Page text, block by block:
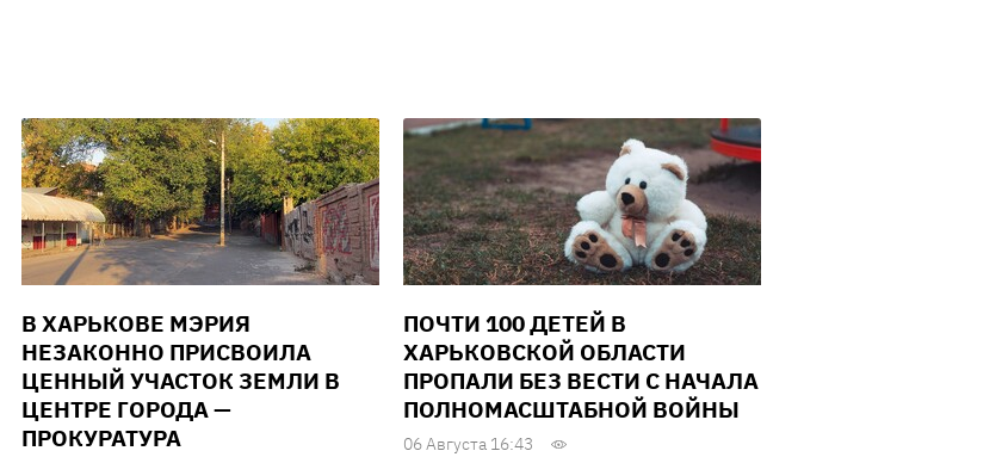
В ХАРЬКОВЕ МЭРИЯ
НЕЗАКОННО ПРИСВОИЛА
ЦЕННЫЙ УЧАСТОК ЗЕМЛИ В
ЦЕНТРЕ ГОРОДА —
ПРОКУРАТУРА
ПОЧТИ 100 ДЕТЕЙ В
ХАРЬКОВСКОЙ ОБЛАСТИ
ПРОПАЛИ БЕЗ ВЕСТИ С НАЧАЛА
ПОЛНОМАСШТАБНОЙ ВОЙНЫ
06 Августа 16:43